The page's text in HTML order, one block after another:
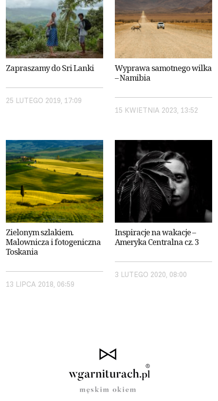
Zapraszamy do Sri Lanki
25 LUTEGO 2019, 17:09
Wyprawa samotnego wilka
– Namibia
15 KWIETNIA 2023, 13:52
Zielonym szlakiem.
Malownicza i fotogeniczna
Toskania
13 LIPCA 2018, 06:59
Inspiracje na wakacje –
Ameryka Centralna cz. 3
3 LUTEGO 2020, 08:00